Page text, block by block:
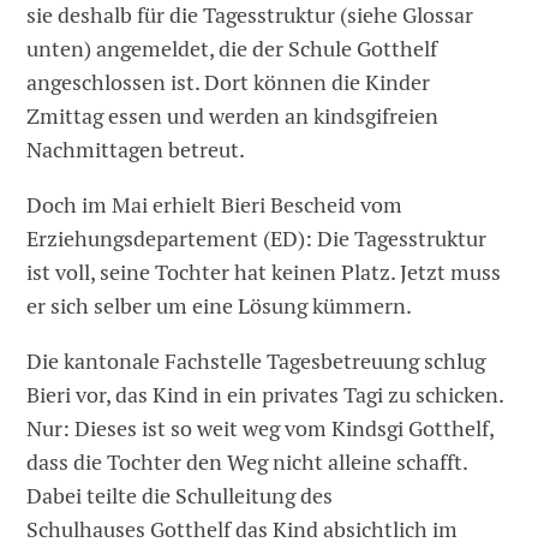
sie deshalb für die Tagesstruktur (siehe Glossar
unten) angemeldet, die der Schule Gotthelf
angeschlossen ist. Dort können die Kinder
Zmittag essen und werden an kindsgifreien
Nachmittagen betreut.
Doch im Mai erhielt Bieri Bescheid vom
Erziehungsdepartement (ED): Die Tagesstruktur
ist voll, seine Tochter hat keinen Platz. Jetzt muss
er sich selber um eine Lösung kümmern.
Die kantonale Fachstelle Tagesbetreuung schlug
Bieri vor, das Kind in ein privates Tagi zu schicken.
Nur: Dieses ist so weit weg vom Kindsgi Gotthelf,
dass die Tochter den Weg nicht alleine schafft.
Dabei teilte die Schulleitung des
Schulhauses Gotthelf das Kind absichtlich im